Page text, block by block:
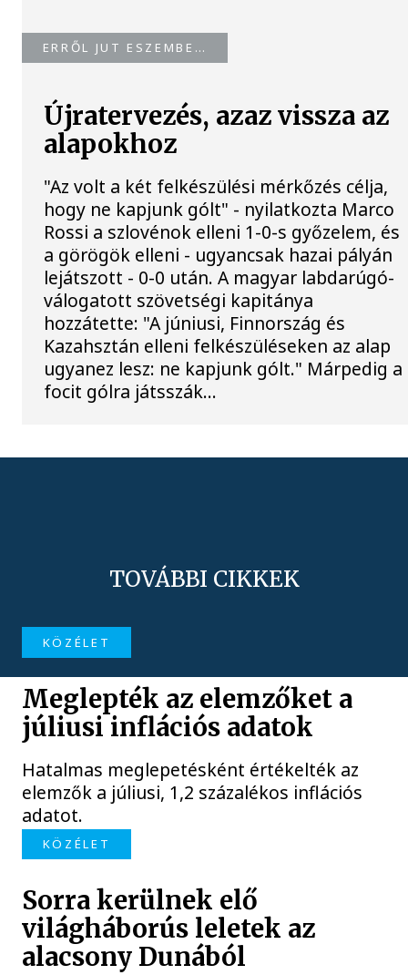
ERRŐL JUT ESZEMBE…
Újratervezés, azaz vissza az
alapokhoz
"Az volt a két felkészülési mérkőzés célja,
hogy ne kapjunk gólt" - nyilatkozta Marco
Rossi a szlovénok elleni 1-0-s győzelem, és
a görögök elleni - ugyancsak hazai pályán
lejátszott - 0-0 után. A magyar labdarúgó-
válogatott szövetségi kapitánya
hozzátette: "A júniusi, Finnország és
Kazahsztán elleni felkészüléseken az alap
ugyanez lesz: ne kapjunk gólt." Márpedig a
focit gólra játsszák...
TOVÁBBI CIKKEK
KÖZÉLET
Meglepték az elemzőket a
júliusi inflációs adatok
Hatalmas meglepetésként értékelték az
elemzők a júliusi, 1,2 százalékos inflációs
adatot.
KÖZÉLET
Sorra kerülnek elő
világháborús leletek az
alacsony Dunából